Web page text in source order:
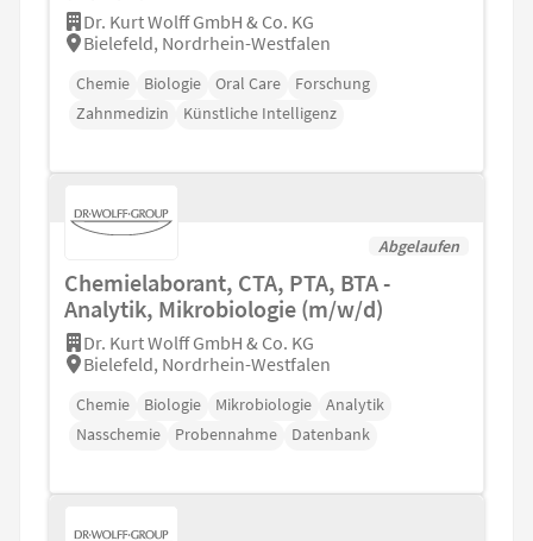
Dr. Kurt Wolff GmbH & Co. KG
Bielefeld, Nordrhein-Westfalen
Chemie Biologie Oral Care
Forschung
Zahnmedizin
Künstliche Intelligenz
Abgelaufen
Chemielaborant, CTA, PTA, BTA -
Analytik, Mikrobiologie (m/w/d)
Dr. Kurt Wolff GmbH & Co. KG
Bielefeld, Nordrhein-Westfalen
Chemie Biologie Mikrobiologie
Analytik
Nasschemie
Probennahme Datenbank